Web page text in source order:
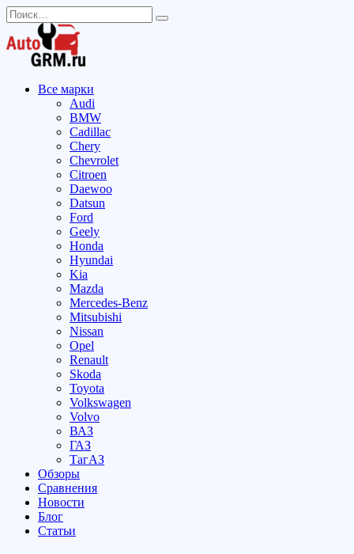
Перейти
к
содержанию
Search
for:
Все марки
Audi
BMW
Cadillac
Chery
Chevrolet
Citroen
Daewoo
Datsun
Ford
Geely
Honda
Hyundai
Kia
Mazda
Mercedes-Benz
Mitsubishi
Nissan
Opel
Renault
Skoda
Toyota
Volkswagen
Volvo
ВАЗ
ГАЗ
ТагАЗ
Обзоры
Сравнения
Новости
Блог
Статьи